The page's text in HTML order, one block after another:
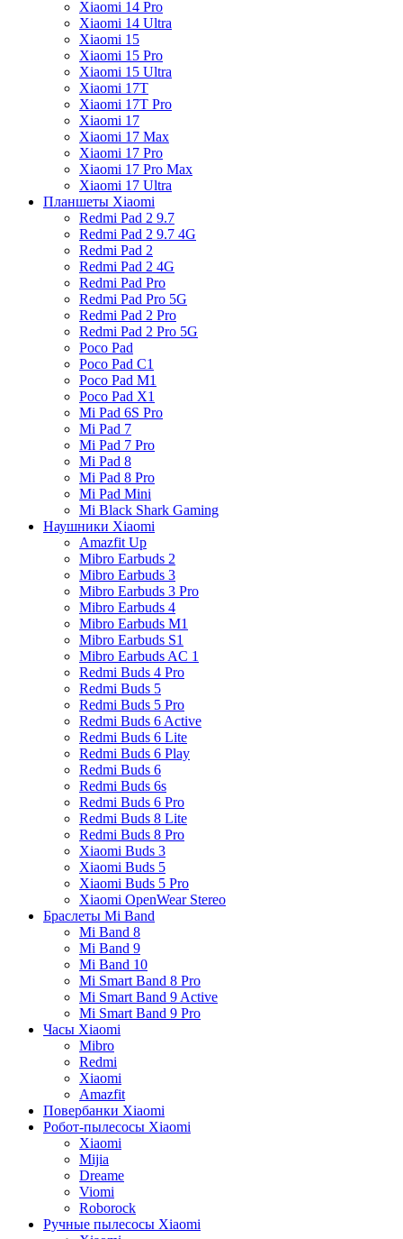
Xiaomi 14 Pro
Xiaomi 14 Ultra
Xiaomi 15
Xiaomi 15 Pro
Xiaomi 15 Ultra
Xiaomi 17T
Xiaomi 17T Pro
Xiaomi 17
Xiaomi 17 Max
Xiaomi 17 Pro
Xiaomi 17 Pro Max
Xiaomi 17 Ultra
Планшеты Xiaomi
Redmi Pad 2 9.7
Redmi Pad 2 9.7 4G
Redmi Pad 2
Redmi Pad 2 4G
Redmi Pad Pro
Redmi Pad Pro 5G
Redmi Pad 2 Pro
Redmi Pad 2 Pro 5G
Poco Pad
Poco Pad C1
Poco Pad M1
Poco Pad X1
Mi Pad 6S Pro
Mi Pad 7
Mi Pad 7 Pro
Mi Pad 8
Mi Pad 8 Pro
Mi Pad Mini
Mi Black Shark Gaming
Наушники Xiaomi
Amazfit Up
Mibro Earbuds 2
Mibro Earbuds 3
Mibro Earbuds 3 Pro
Mibro Earbuds 4
Mibro Earbuds M1
Mibro Earbuds S1
Mibro Earbuds AC 1
Redmi Buds 4 Pro
Redmi Buds 5
Redmi Buds 5 Pro
Redmi Buds 6 Active
Redmi Buds 6 Lite
Redmi Buds 6 Play
Redmi Buds 6
Redmi Buds 6s
Redmi Buds 6 Pro
Redmi Buds 8 Lite
Redmi Buds 8 Pro
Xiaomi Buds 3
Xiaomi Buds 5
Xiaomi Buds 5 Pro
Xiaomi OpenWear Stereo
Браслеты Mi Band
Mi Band 8
Mi Band 9
Mi Band 10
Mi Smart Band 8 Pro
Mi Smart Band 9 Active
Mi Smart Band 9 Pro
Часы Xiaomi
Mibro
Redmi
Xiaomi
Amazfit
Повербанки Xiaomi
Робот-пылесосы Xiaomi
Xiaomi
Mijia
Dreame
Viomi
Roborock
Ручные пылесосы Xiaomi